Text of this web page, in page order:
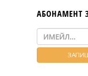
АБОНАМЕНТ